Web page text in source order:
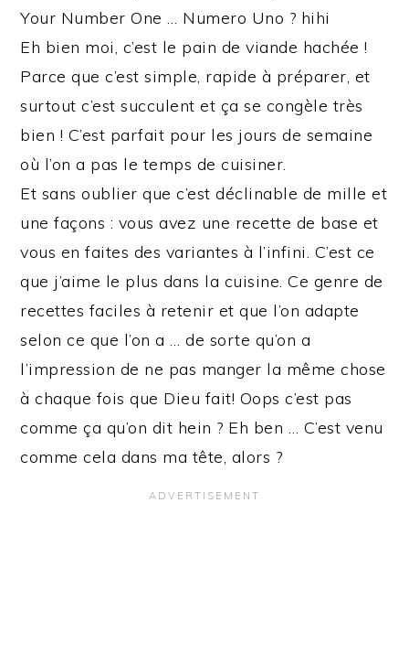
Your Number One … Numero Uno ? hihi
Eh bien moi, c’est le pain de viande hachée !
Parce que c’est simple, rapide à préparer, et
surtout c’est succulent et ça se congèle très
bien ! C’est parfait pour les jours de semaine
où l’on a pas le temps de cuisiner.
Et sans oublier que c’est déclinable de mille et
une façons : vous avez une recette de base et
vous en faites des variantes à l’infini. C’est ce
que j’aime le plus dans la cuisine. Ce genre de
recettes faciles à retenir et que l’on adapte
selon ce que l’on a … de sorte qu’on a
l’impression de ne pas manger la même chose
à chaque fois que Dieu fait! Oops c’est pas
comme ça qu’on dit hein ? Eh ben … C’est venu
comme cela dans ma tête, alors ?